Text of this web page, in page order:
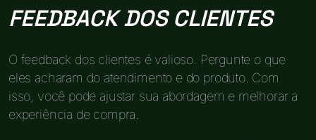
FEEDBACK DOS CLIENTES
O feedback dos clientes é valioso. Pergunte o que
eles acharam do atendimento e do produto. Com
isso, você pode ajustar sua abordagem e melhorar a
experiência de compra.